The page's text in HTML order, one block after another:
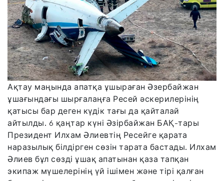
Ақтау маңында апатқа ұшыраған Әзербайжан
ұшағындағы шырғалаңға Ресей әскерилерінің
қатысы бар деген күдік тағы да қайталай
айтылды. 6 қаңтар күні Әзірбайжан БАҚ-тары
Президент Илхам Әлиевтің Ресейге қарата
наразылық білдірген сөзін тарата бастады. Илхам
Әлиев бұл сөзді ұшақ апатынан қаза тапқан
экипаж мүшелерінің үй ішімен және тірі қалған